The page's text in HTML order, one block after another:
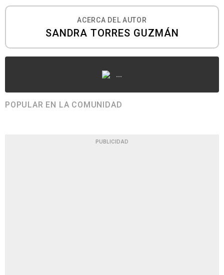
ACERCA DEL AUTOR
SANDRA TORRES GUZMÁN
...
POPULAR EN LA COMUNIDAD
PUBLICIDAD